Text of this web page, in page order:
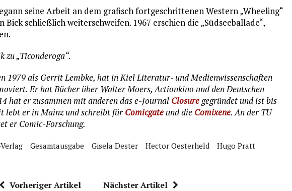
seine Arbeit an dem grafisch fortgeschrittenen Western „Wheeling“
schließlich weiterschweifen. 1967 erschien die „Südseeballade“,
„Ticonderoga“.
1979 als Gerrit Lembke, hat in Kiel Literatur- und Medienwissenschaften
Er hat Bücher über Walter Moers, Actionkino und den Deutschen
hat er zusammen mit anderen das e-Journal Closuregegründet und ist bis
lebt er in Mainz und schreibt für Comicgate und die Comixene. An der TU
er Comic-Forschung.
Gesamtausgabe Gisela Dester Hector Oesterheld
Hugo Pratt
Vorheriger Artikel Nächster Artikel